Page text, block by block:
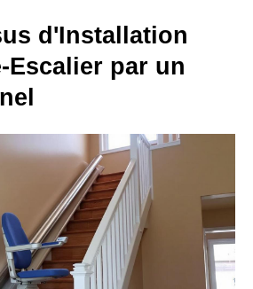
d'Installation
Escalier par un